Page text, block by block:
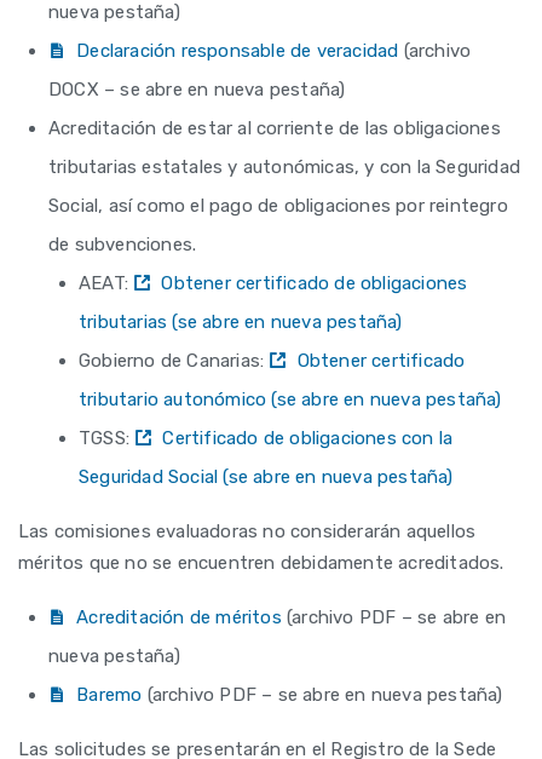
nueva pestaña)
Declaración responsable de veracidad (archivo
DOCX – se abre en nueva pestaña)
Acreditación de estar al corriente de las obligaciones
tributarias estatales y autonómicas, y con la Seguridad
Social, así como el pago de obligaciones por reintegro
de subvenciones.
AEAT:
Obtener certificado de obligaciones
tributarias (se abre en nueva pestaña)
Gobierno de Canarias:
Obtener certificado
tributario autonómico (se abre en nueva pestaña)
TGSS:
Certificado de obligaciones con la
Seguridad Social (se abre en nueva pestaña)
Las comisiones evaluadoras no considerarán aquellos
méritos que no se encuentren debidamente acreditados.
Acreditación de méritos (archivo PDF – se abre en
nueva pestaña)
Baremo (archivo PDF – se abre en nueva pestaña)
Las solicitudes se presentarán en el Registro de la Sede